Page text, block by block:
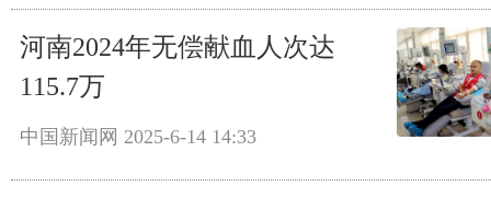
河南2024年无偿献血人次达
115.7万
中国新闻网 2025-6-14 14:33